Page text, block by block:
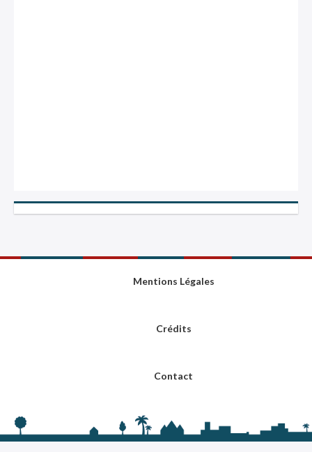
Mentions Légales
Crédits
Contact